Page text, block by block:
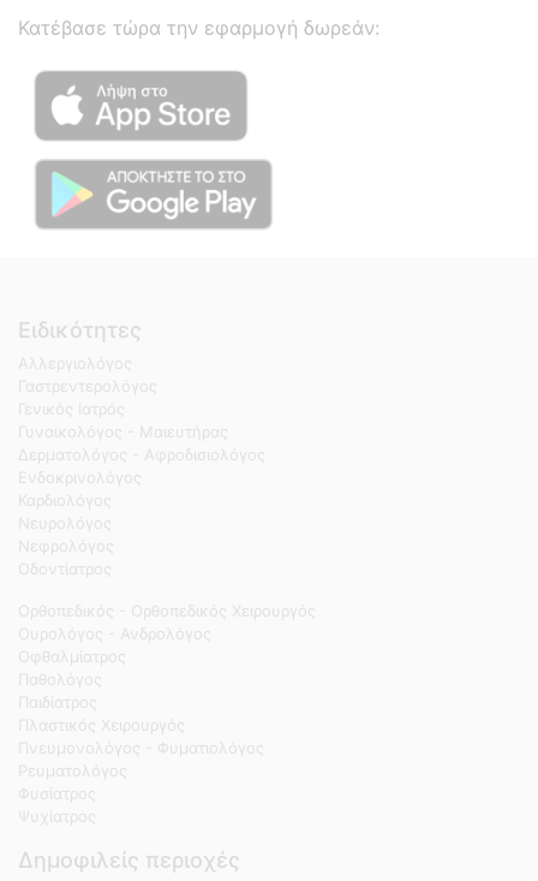
Κατέβασε τώρα την εφαρμογή δωρεάν:
Ειδικότητες
Αλλεργιολόγος
Γαστρεντερολόγος
Γενικός Ιατρός
Γυναικολόγος - Μαιευτήρας
Δερματολόγος - Αφροδισιολόγος
Ενδοκρινολόγος
Καρδιολόγος
Νευρολόγος
Νεφρολόγος
Οδοντίατρος
Ορθοπεδικός - Ορθοπεδικός Χειρουργός
Ουρολόγος - Ανδρολόγος
Οφθαλμίατρος
Παθολόγος
Παιδίατρος
Πλαστικός Χειρουργός
Πνευμονολόγος - Φυματιολόγος
Ρευματολόγος
Φυσίατρος
Ψυχίατρος
Δημοφιλείς περιοχές